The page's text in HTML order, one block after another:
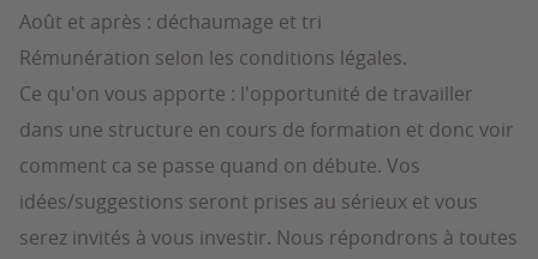
Août et après : déchaumage et tri
Rémunération selon les conditions légales.
Ce qu'on vous apporte : l'opportunité de travailler
dans une structure en cours de formation et donc voir
comment ca se passe quand on débute. Vos
idées/suggestions seront prises au sérieux et vous
serez invités à vous investir. Nous répondrons à toutes